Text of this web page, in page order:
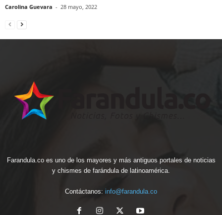
Carolina Guevara - 28 mayo, 2022
Farandula.co es uno de los mayores y más antiguos portales de noticias
y chismes de farándula de latinoamérica.
Contáctanos: info@farandula.co